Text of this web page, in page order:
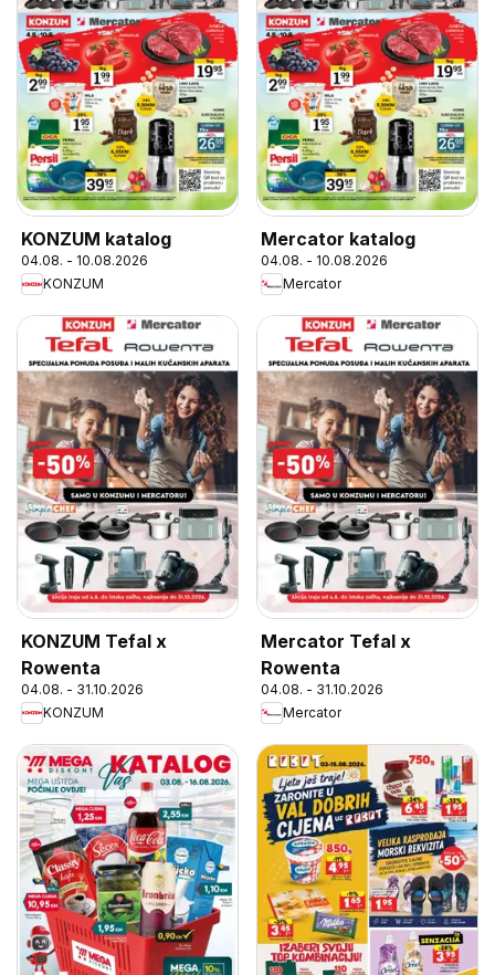
KONZUM katalog
04.08. - 10.08.2026
KONZUM
Mercator katalog
04.08. - 10.08.2026
Mercator
KONZUM Tefal x
Rowenta
04.08. - 31.10.2026
KONZUM
Mercator Tefal x
Rowenta
04.08. - 31.10.2026
Mercator